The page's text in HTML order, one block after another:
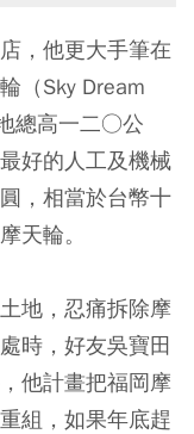
，他更大手筆在
（Sky Dream
總高一二○公
好的人工及機械
，相當於台幣十
天輪。
地，忍痛拆除摩
時，好友吳寶田
他計畫把福岡摩
組，如果年底趕